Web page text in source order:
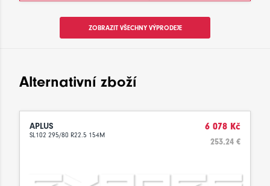
ZOBRAZIT VŠECHNY VÝPRODEJE
Alternativní zboží
APLUS
SL102 295/80 R22.5 154M
6 078 Kč
253.24 €